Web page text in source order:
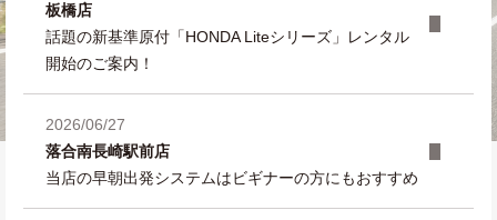
板橋店
話題の新基準原付「HONDA Liteシリーズ」レンタル
開始のご案内！
2026/06/27
落合南長崎駅前店
当店の早朝出発システムはビギナーの方にもおすすめ